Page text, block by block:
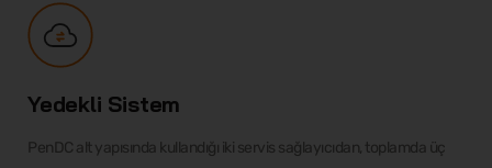
Yedekli Sistem
PenDC alt yapısında kullandığı iki servis sağlayıcıdan, toplamda üç